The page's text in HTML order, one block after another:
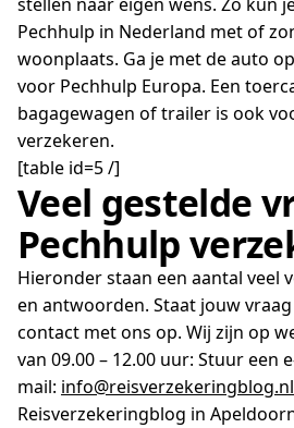
Pechhulp in Nederland met of
woonplaats. Ga je met de auto
voor Pechhulp Europa. Een
bagagewagen of trailer is ook
verzekeren.
[table id=5 /]
Veel gestelde
Pechhulp
Hieronder staan een aantal veel
en antwoorden. Staat jouw
contact met ons op. Wij zijn op
van 09.00 – 12.00 uur: Stuur een
mail: info@reisverzekeringblog.nl
Reisverzekeringblog in